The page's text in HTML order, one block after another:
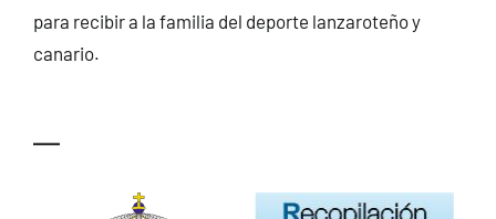
para recibir a la familia del deporte lanzaroteño y
canario.
—